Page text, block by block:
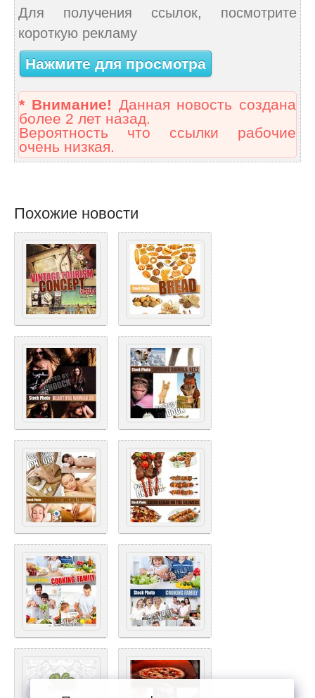
Для получения ссылок, посмотрите
короткую рекламу
Нажмите для просмотра
* Внимание! Данная новость создана
более 2 лет назад.
Вероятность что ссылки рабочие
очень низкая.
Похожие новости